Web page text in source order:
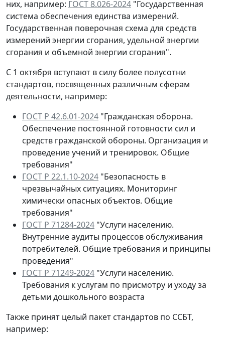
них, например: ГОСТ 8.026-2024 "Государственная
система обеспечения единства измерений.
Государственная поверочная схема для средств
измерений энергии сгорания, удельной энергии
сгорания и объемной энергии сгорания".
С 1 октября вступают в силу более полусотни
стандартов, посвященных различным сферам
деятельности, например:
ГОСТ Р 42.6.01-2024 "Гражданская оборона.
Обеспечение постоянной готовности сил и
средств гражданской обороны. Организация и
проведение учений и тренировок. Общие
требования"
ГОСТ Р 22.1.10-2024 "Безопасность в
чрезвычайных ситуациях. Мониторинг
химически опасных объектов. Общие
требования"
ГОСТ Р 71284-2024 "Услуги населению.
Внутренние аудиты процессов обслуживания
потребителей. Общие требования и принципы
проведения"
ГОСТ Р 71249-2024 "Услуги населению.
Требования к услугам по присмотру и уходу за
детьми дошкольного возраста
Также принят целый пакет стандартов по ССБТ,
например: